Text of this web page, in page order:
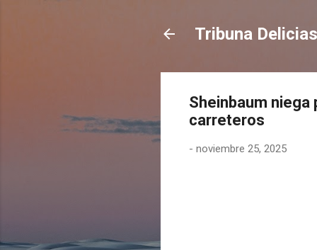
Tribuna Delicias
Sheinbaum
carreteros
- noviembre 25, 2025